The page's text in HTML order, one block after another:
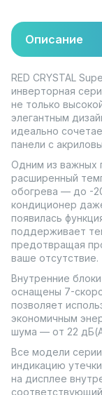
Описание
RED CRYSTAL
инверторная
не только
элегантным
идеально
панели с
Одним из важных
расширенный
обогрева — до -
кондиционер
появилась
поддерживает
предотвращая
ваше отсутствие.
Внутренние
оснащены 7-
позволяет
экономичным
шума — от 22
Все модели серии
индикацию
на дисплее